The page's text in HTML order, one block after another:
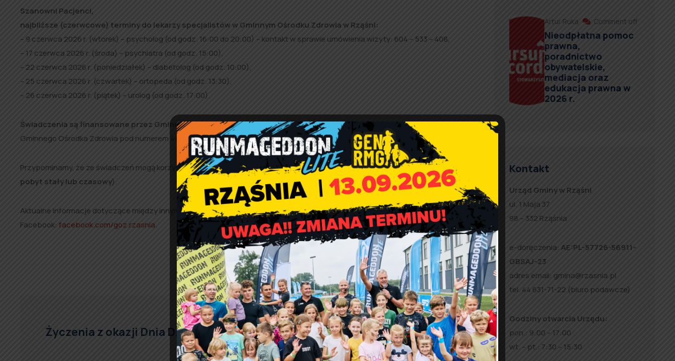
Szanowni Pacjenci,
najbliższe (czerwcowe) terminy do lekarzy specjalistów w Gminnym Ośrodku Zdrowia w Rząśni:
– 9 czerwca 2026 r. (wtorek) – psycholog (od godz. 16:00 do 20:00) – kontakt w sprawie umówienia wizyty: 604 – 533 – 408,
– 17 czerwca 2026 r. (środa) – psychiatra (od godz. 15:00),
– 22 czerwca 2026 r. (poniedziałek) – diabetolog (od godz. 10:00),
– 25 czerwca 2026 r. (czwartek) – ortopeda (od godz. 13:30),
– 26 czerwca 2026 r. (piątek) – urolog (od godz. 17:00).
Świadczenia są finansowane przez Gminę Rząśnia dla mieszkańców Gminy.Zapisy do specjalistów prowadzi rejestracja
Gminnego Ośrodka Zdrowia pod numerem 44 631-77-77 . Prosimy o punktualność.
Przypominamy, że ze świadczeń mogą korzystać tylko mieszkańcy Gminy Rząśnia(osoby zameldowane w Gminie Rząśnia na
pobyt stały lub czasowy).
Aktualne informacje dotyczące między innymi terminów wizyt można śledzić na profilu Gminnego Ośrodka Zdrowia na portalu
Facebook: facebook.com/goz.rzasnia.
Życzenia z okazji Dnia Dziecka
Wręczenie nagród w konkursie
plastycznym pn. „Moja gmina
za 10 lat”
Artur Ruka Comment off
Nieodpłatna pomoc
prawna,
poradnictwo
obywatelskie,
mediacja oraz
edukacja prawna w
2026 r.
Kontakt
Urząd Gminy w Rząśni
ul. 1 Maja 37
98 – 332 Rząśnia
e-doręczenia: AE:PL-57726-56911-
GBSAJ-23
adres email: gmina@rzasnia.pl
tel. 44 631-71-22 (biuro podawcze)
Godziny otwarcia Urzędu:
pon.: 9:00 – 17:00
wt. – pt.: 7:30 – 15:30